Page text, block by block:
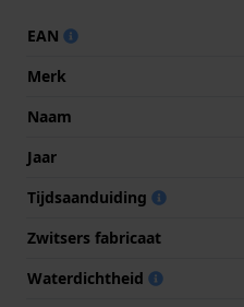
EAN
Merk
Naam
Jaar
Tijdsaanduiding
Zwitsers fabricaat
Waterdichtheid